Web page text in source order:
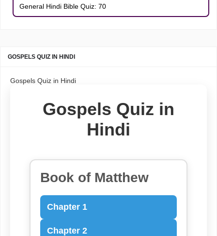
General Hindi Bible Quiz: 70
GOSPELS QUIZ IN HINDI
Gospels Quiz in Hindi
Gospels Quiz in
Hindi
Book of Matthew
Chapter 1
Chapter 2